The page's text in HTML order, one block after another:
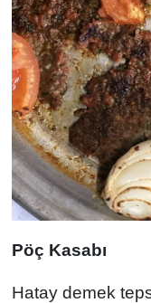
Pöç Kasabı
Hatay demek